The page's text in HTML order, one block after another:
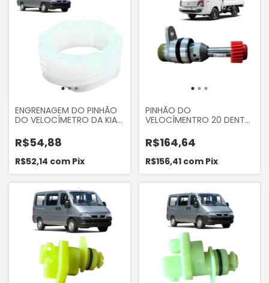
ENGRENAGEM DO PINHÃO
DO VELOCÍMETRO DA KIA
MOBIS 0M50117341A
R$54,88
R$52,14 com Pix
PINHÃO DO
VELOCÍMENTRO 20 DENTES
2012 ORIGINAL MOBIS
436214D050
R$164,64
R$156,41 com Pix